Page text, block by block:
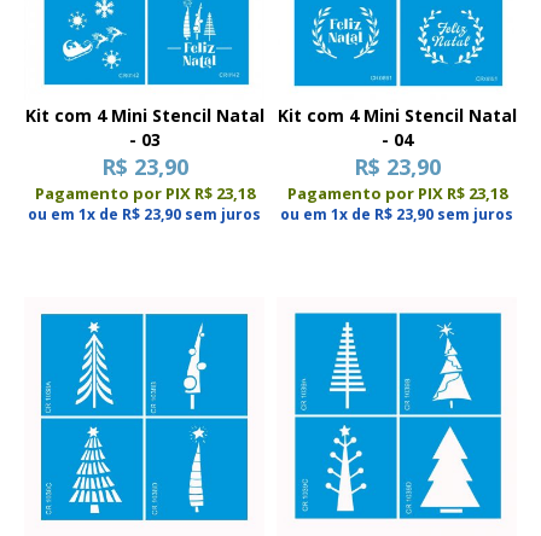
Kit com 4 Mini Stencil Natal
- 03
R$ 23,90
Pagamento por PIX R$ 23,18
ou em 1x de R$ 23,90 sem juros
Kit com 4 Mini Stencil Natal
- 04
R$ 23,90
Pagamento por PIX R$ 23,18
ou em 1x de R$ 23,90 sem juros